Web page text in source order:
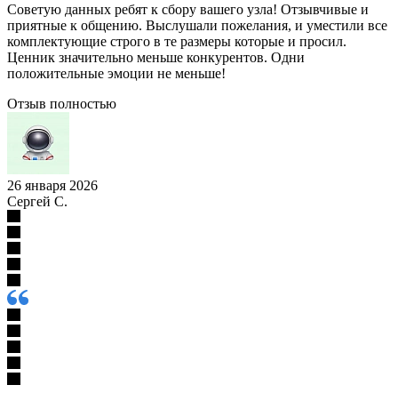
Советую данных ребят к сбору вашего узла! Отзывчивые и
приятные к общению. Выслушали пожелания, и уместили все
комплектующие строго в те размеры которые и просил.
Ценник значительно меньше конкурентов. Одни
положительные эмоции не меньше!
Отзыв полностью
26 января 2026
Сергей С.